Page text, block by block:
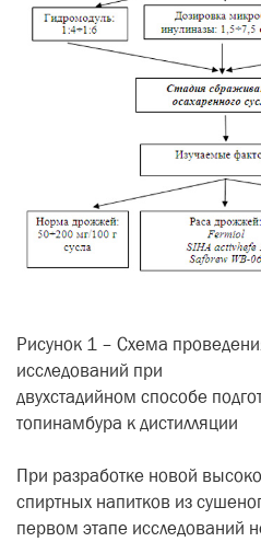
Рисунок 1 – Схема
исследований при
двухстадийном способе
топинамбура к дистилляции
При разработке новой
спиртных напитков из
первом этапе исследований